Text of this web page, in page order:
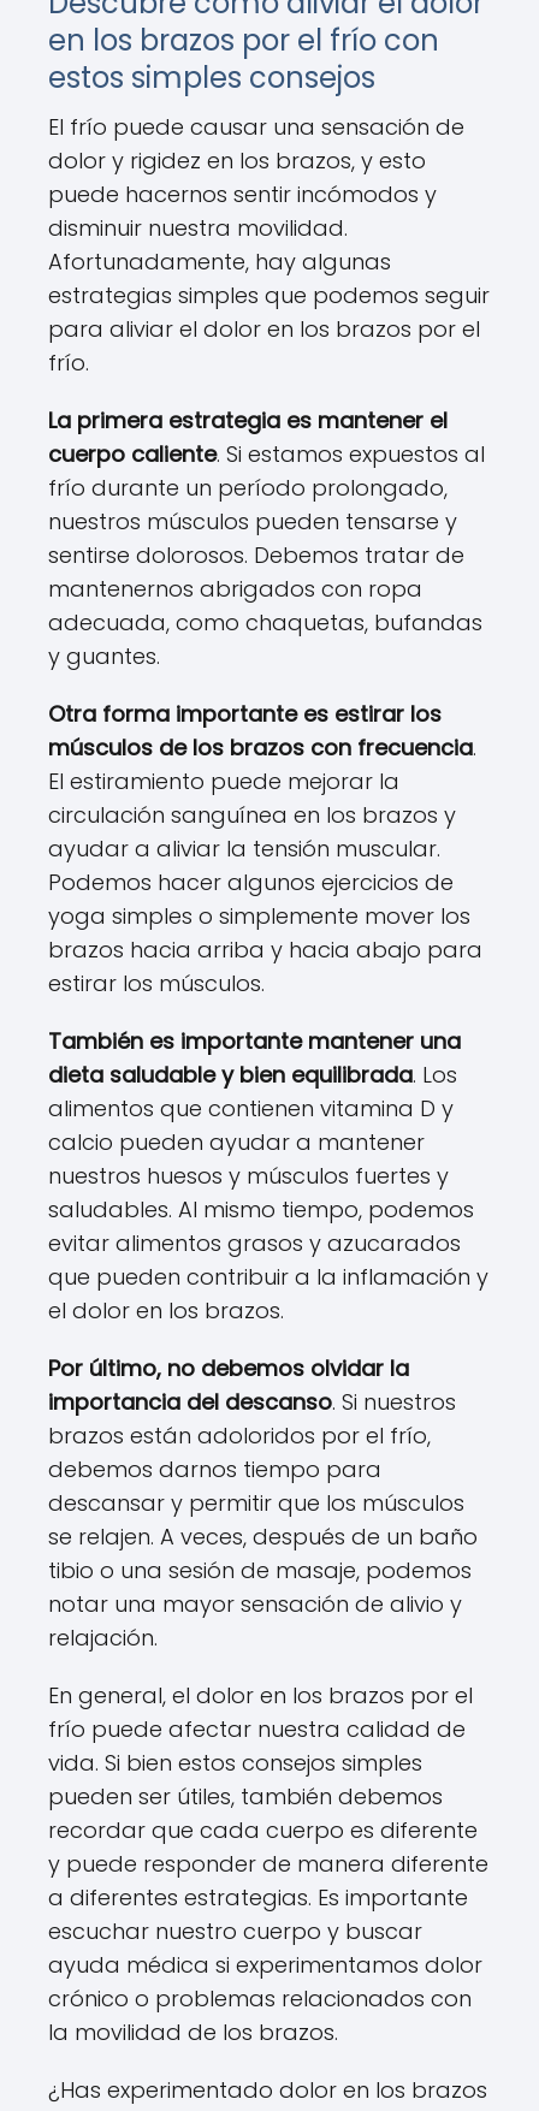
en los brazos por el frío con
estos simples consejos
El frío puede causar una sensación de
dolor y rigidez en los brazos, y esto
puede hacernos sentir incómodos y
disminuir nuestra movilidad.
Afortunadamente, hay algunas
estrategias simples que podemos seguir
para aliviar el dolor en los brazos por el
frío.
La primera estrategia es mantener el
cuerpo caliente. Si estamos expuestos al
frío durante un período prolongado,
nuestros músculos pueden tensarse y
sentirse dolorosos. Debemos tratar de
mantenernos abrigados con ropa
adecuada, como chaquetas, bufandas
y guantes.
Otra forma importante es estirar los
músculos de los brazos con frecuencia.
El estiramiento puede mejorar la
circulación sanguínea en los brazos y
ayudar a aliviar la tensión muscular.
Podemos hacer algunos ejercicios de
yoga simples o simplemente mover los
brazos hacia arriba y hacia abajo para
estirar los músculos.
También es importante mantener una
dieta saludable y bien equilibrada. Los
alimentos que contienen vitamina D y
calcio pueden ayudar a mantener
nuestros huesos y músculos fuertes y
saludables. Al mismo tiempo, podemos
evitar alimentos grasos y azucarados
que pueden contribuir a la inflamación y
el dolor en los brazos.
Por último, no debemos olvidar la
importancia del descanso. Si nuestros
brazos están adoloridos por el frío,
debemos darnos tiempo para
descansar y permitir que los músculos
se relajen. A veces, después de un baño
tibio o una sesión de masaje, podemos
notar una mayor sensación de alivio y
relajación.
En general, el dolor en los brazos por el
frío puede afectar nuestra calidad de
vida. Si bien estos consejos simples
pueden ser útiles, también debemos
recordar que cada cuerpo es diferente
y puede responder de manera diferente
a diferentes estrategias. Es importante
escuchar nuestro cuerpo y buscar
ayuda médica si experimentamos dolor
crónico o problemas relacionados con
la movilidad de los brazos.
¿Has experimentado dolor en los brazos